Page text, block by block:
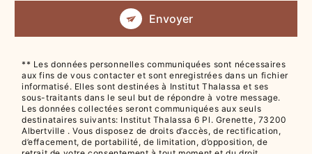
Envoyer
** Les données personnelles communiquées sont nécessaires
aux fins de vous contacter et sont enregistrées dans un fichier
informatisé. Elles sont destinées à Institut Thalassa et ses
sous-traitants dans le seul but de répondre à votre message.
Les données collectées seront communiquées aux seuls
destinataires suivants: Institut Thalassa 6 Pl. Grenette, 73200
Albertville . Vous disposez de droits d’accès, de rectification,
d’effacement, de portabilité, de limitation, d’opposition, de